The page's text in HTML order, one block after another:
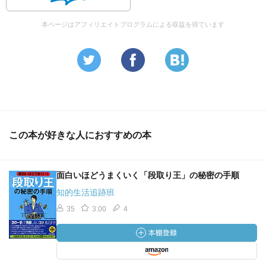
本ページはアフィリエイトプログラムによる収益を得ています
この本が好きな人におすすめの本
面白いほどうまくいく「段取り王」の秘密の手順
知的生活追跡班
35 3.00 4